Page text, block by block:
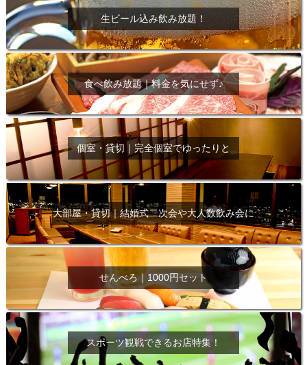
生ビール込み飲み放題！
食べ飲み放題｜料金を気にせず♪
個室・貸切｜完全個室でゆったりと
大部屋・貸切｜結婚式二次会や大人数飲み会に
せんべろ｜1000円セット
スポーツ観戦できるお店特集！